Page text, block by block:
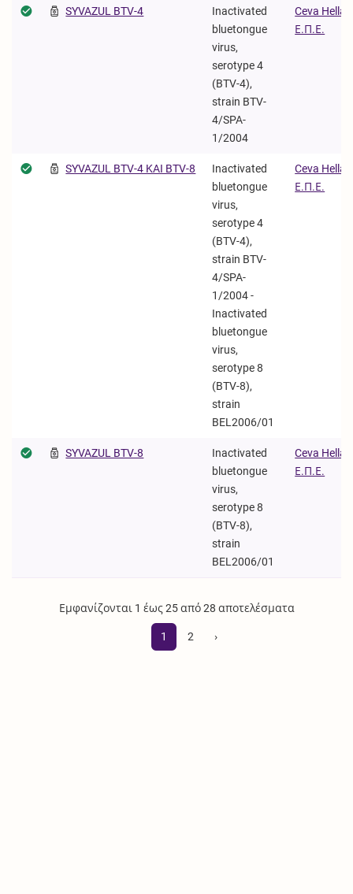
SYVAZUL BTV-4
Inactivated
bluetongue
virus,
serotype 4
(BTV-4),
strain BTV-
4/SPA-
1/2004
Ceva Hellas
Ε.Π.Ε.
SYVAZUL BTV-4 KAI BTV-8
Inactivated
bluetongue
virus,
serotype 4
(BTV-4),
strain BTV-
4/SPA-
1/2004 -
Inactivated
bluetongue
virus,
serotype 8
(BTV-8),
strain
BEL2006/01
Ceva Hellas
Ε.Π.Ε.
SYVAZUL BTV-8
Inactivated
bluetongue
virus,
serotype 8
(BTV-8),
strain
BEL2006/01
Ceva Hellas
Ε.Π.Ε.
Εμφανίζονται 1 έως 25 από 28 αποτελέσματα
1 2 ›